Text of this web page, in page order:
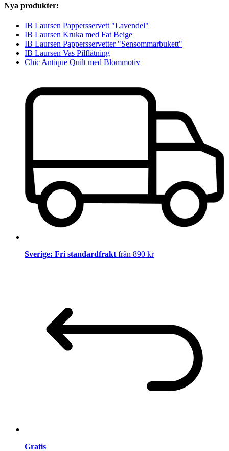
Nya produkter:
IB Laursen Pappersservett "Lavendel"
IB Laursen Kruka med Fat Beige
IB Laursen Pappersservetter "Sensommarbukett"
IB Laursen Vas Pilflätning
Chic Antique Quilt med Blommotiv
Sverige: Fri standardfrakt från 890 kr
Gratis